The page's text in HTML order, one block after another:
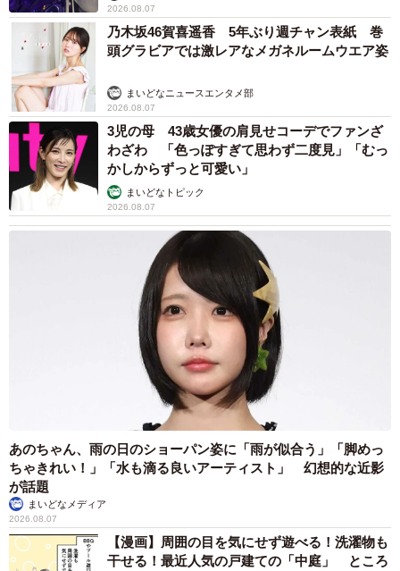
2026.08.07
乃木坂46賀喜遥香 5年ぶり週チャン表紙 巻
頭グラビアでは激レアなメガネルームウエア姿
まいどなニュースエンタメ部
2026.08.07
3児の母 43歳女優の肩見せコーデでファンざ
わざわ 「色っぽすぎて思わず二度見」「むっ
かしからずっと可愛い」
まいどなトピック
2026.08.07
あのちゃん、雨の日のショーパン姿に「雨が似合う」「脚めっ
ちゃきれい！」「水も滴る良いアーティスト」 幻想的な近影
が話題
まいどなメディア
2026.08.07
【漫画】周囲の目を気にせず遊べる！洗濯物も
干せる！最近人気の戸建ての「中庭」 ところ